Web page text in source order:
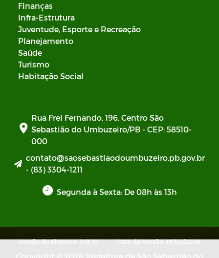
Finanças
Infra-Estrutura
Juventude, Esporte e Recreação
Planejamento
Saúde
Turismo
Habitação Social
Rua Frei Fernando, 196, Centro São
Sebastião do Umbuzeiro/PB - CEP: 58510-
000
contato@saosebastiaodoumbuzeiro.pb.gov.br
- (83) 3304-1211
Segunda à Sexta: De 08h às 13h
Versão do Sistema: 5.0.70 Data da Versão: 19/03/2026